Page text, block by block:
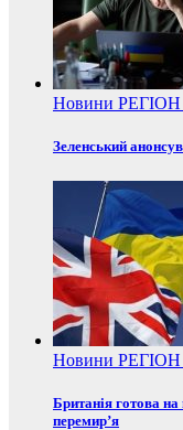
Новини РЕГІОН
Зеленський
Новини РЕГІОН
Британія готова на
перемир’я